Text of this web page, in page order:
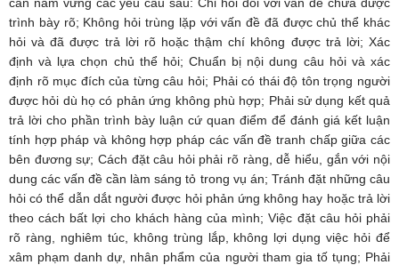
trình bày rõ; Không hỏi trùng lặp với vấn đề đã được chủ thể khác
hỏi và đã được trả lời rõ hoặc thậm chí không được trả lời; Xác
định và lựa chọn chủ thể hỏi; Chuẩn bị nội dung câu hỏi và xác
định rõ mục đích của từng câu hỏi; Phải có thái độ tôn trọng người
được hỏi dù họ có phản ứng không phù hợp; Phải sử dụng kết quả
trả lời cho phần trình bày luận cứ quan điểm để đánh giá kết luận
tính hợp pháp và không hợp pháp các vấn đề tranh chấp giữa các
bên đương sự; Cách đặt câu hỏi phải rõ ràng, dễ hiểu, gắn với nội
dung các vấn đề cần làm sáng tỏ trong vụ án; Tránh đặt những câu
hỏi có thể dẫn dắt người được hỏi phản ứng không hay hoặc trả lời
theo cách bất lợi cho khách hàng của mình; Việc đặt câu hỏi phải
rõ ràng, nghiêm túc, không trùng lắp, không lợi dụng việc hỏi để
xâm phạm danh dự, nhân phẩm của người tham gia tố tụng; Phải